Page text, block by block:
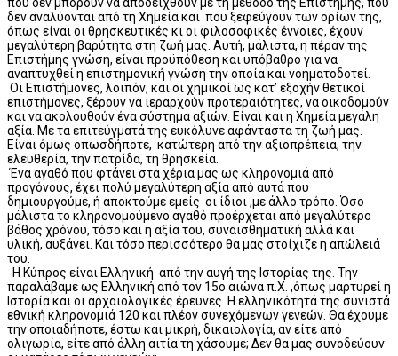
δεν αναλύονται από τη Χημεία και που ξεφεύγουν των ορίων της,
όπως είναι οι θρησκευτικές κι οι φιλοσοφικές έννοιες, έχουν
μεγαλύτερη βαρύτητα στη ζωή μας. Αυτή, μάλιστα, η πέραν της
Επιστήμης γνώση, είναι προϋπόθεση και υπόβαθρο για να
αναπτυχθεί η επιστημονική γνώση την οποία και νοηματοδοτεί.
Οι Επιστήμονες, λοιπόν, και οι χημικοί ως κατ’ εξοχήν θετικοί
επιστήμονες, ξέρουν να ιεραρχούν προτεραιότητες, να οικοδομούν
και να ακολουθούν ένα σύστημα αξιών. Είναι και η Χημεία μεγάλη
αξία. Με τα επιτεύγματά της ευκόλυνε αφάνταστα τη ζωή μας.
Είναι όμως οπωσδήποτε, κατώτερη από την αξιοπρέπεια, την
ελευθερία, την πατρίδα, τη θρησκεία.
Ένα αγαθό που φτάνει στα χέρια μας ως κληρονομιά από
προγόνους, έχει πολύ μεγαλύτερη αξία από αυτά που
δημιουργούμε, ή αποκτούμε εμείς οι ίδιοι ,με άλλο τρόπο. Όσο
μάλιστα το κληρονομούμενο αγαθό προέρχεται από μεγαλύτερο
βάθος χρόνου, τόσο και η αξία του, συναισθηματική αλλά και
υλική, αυξάνει. Και τόσο περισσότερο θα μας στοίχιζε η απώλειά
του.
Η Κύπρος είναι Ελληνική από την αυγή της Ιστορίας της. Την
παραλάβαμε ως Ελληνική από τον 15ο αιώνα π.Χ. ,όπως μαρτυρεί η
Ιστορία και οι αρχαιολογικές έρευνες. Η ελληνικότητά της συνιστά
εθνική κληρονομιά 120 και πλέον συνεχόμενων γενεών. Θα έχουμε
την οποιαδήποτε, έστω και μικρή, δικαιολογία, αν είτε από
ολιγωρία, είτε από άλλη αιτία τη χάσουμε; Δεν θα μας συνοδεύουν